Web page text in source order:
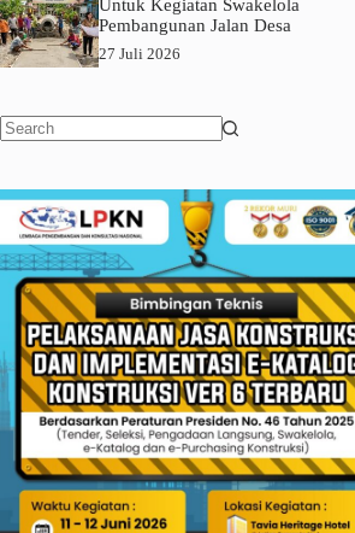
Untuk Kegiatan Swakelola
Pembangunan Jalan Desa
27 Juli 2026